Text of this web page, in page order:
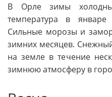
В Орле зимы
температура в январе
Сильные морозы и
зимних месяцев.
на земле в течение
зимнюю атмосферу в